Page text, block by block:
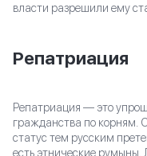
власти разрешили ему
Репатриация
Репатриация — это
гражданства по корням.
статус тем русским
есть этнические румыны.